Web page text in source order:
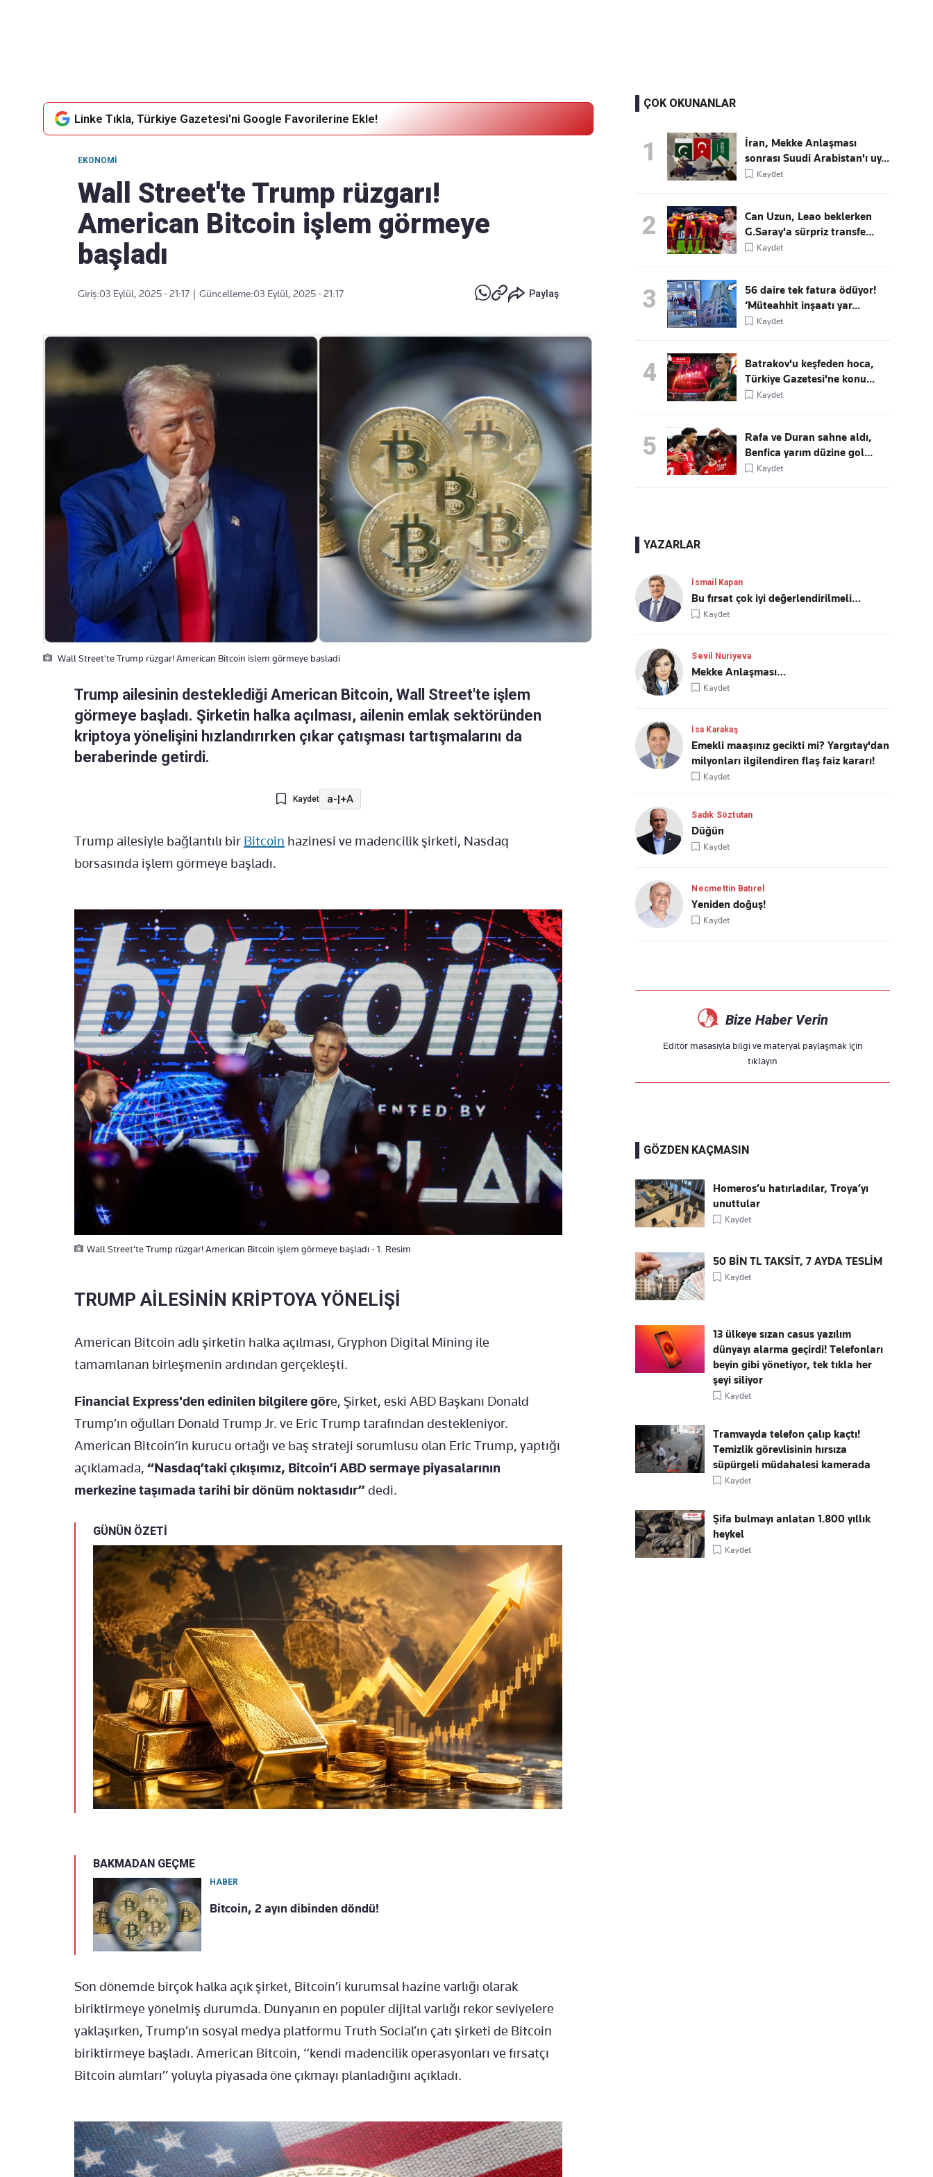
Linke Tıkla, Türkiye Gazetesi'ni Google Favorilerine Ekle!
EKONOMI
Wall Street'te Trump rüzgarı!
American Bitcoin işlem görmeye
başladı
Giriş:03 Eylül, 2025 - 21:17 Güncelleme:03 Eylül, 2025 - 21:17 Paylaş
Wall Street'te Trump rüzgar! American Bitcoin islem görmeye basladi
Trump ailesinin desteklediği American Bitcoin, Wall Street'te işlem
görmeye başladı. Şirketin halka açılması, ailenin emlak sektöründen
kriptoya yönelişini hızlandırırken çıkar çatışması tartışmalarını da
beraberinde getirdi.
Kaydet a-|+A
Trump ailesiyle bağlantılı bir Bitcoin hazinesi ve madencilik şirketi, Nasdaq
borsasında işlem görmeye başladı.
Wall Street'te Trump rüzgar! American Bitcoin işlem görmeye başladı - 1. Resim
TRUMP AİLESİNİN KRİPTOYA YÖNELİŞİ
American Bitcoin adlı şirketin halka açılması, Gryphon Digital Mining ile
tamamlanan birleşmenin ardından gerçekleşti.
Financial Express'den edinilen bilgilere göre, Şirket, eski ABD Başkanı Donald
Trump’ın oğulları Donald Trump Jr. ve Eric Trump tarafından destekleniyor.
American Bitcoin’in kurucu ortağı ve baş strateji sorumlusu olan Eric Trump, yaptığı
açıklamada, “Nasdaq’taki çıkışımız, Bitcoin’i ABD sermaye piyasalarının
merkezine taşımada tarihi bir dönüm noktasıdır”dedi.
GÜNÜN ÖZETİ
BAKMADAN GEÇME
HABER
Bitcoin, 2 ayın dibinden döndü!
Son dönemde birçok halka açık şirket, Bitcoin’i kurumsal hazine varlığı olarak
biriktirmeye yönelmiş durumda. Dünyanın en popüler dijital varlığı rekor seviyelere
yaklaşırken, Trump’ın sosyal medya platformu Truth Social’ın çatı şirketi de Bitcoin
biriktirmeye başladı. American Bitcoin, “kendi madencilik operasyonları ve fırsatçı
Bitcoin alımları” yoluyla piyasada öne çıkmayı planladığını açıkladı.
ÇOK OKUNANLAR
1
İran, Mekke Anlaşması
sonrası Suudi Arabistan'ı uy...
Kaydet
2
Can Uzun, Leao beklerken
G.Saray'a sürpriz transfe...
Kaydet
3
56 daire tek fatura ödüyor!
‘Müteahhit inşaatı yar...
Kaydet
4
Batrakov'u keşfeden hoca,
Türkiye Gazetesi'ne konu...
Kaydet
5
Rafa ve Duran sahne aldı,
Benfica yarım düzine gol...
Kaydet
YAZARLAR
İsmail Kapan
Bu fırsat çok iyi değerlendirilmeli…
Kaydet
Sevil Nuriyeva
Mekke Anlaşması…
Kaydet
İsa Karakaş
Emekli maaşınız gecikti mi? Yargıtay'dan
milyonları ilgilendiren flaş faiz kararı!
Kaydet
Sadık Söztutan
Düğün
Kaydet
Necmettin Batırel
Yeniden doğuş!
Kaydet
Bize Haber Verin
Editör masasıyla bilgi ve materyal paylaşmak için
tıklayın
GÖZDEN KAÇMASIN
Homeros’u hatırladılar, Troya’yı
unuttular
Kaydet
50 BİN TL TAKSİT, 7 AYDA TESLİM
Kaydet
13 ülkeye sızan casus yazılım
dünyayı alarma geçirdi! Telefonları
beyin gibi yönetiyor, tek tıkla her
şeyi siliyor
Kaydet
Tramvayda telefon çalıp kaçtı!
Temizlik görevlisinin hırsıza
süpürgeli müdahalesi kamerada
Kaydet
Şifa bulmayı anlatan 1.800 yıllık
heykel
Kaydet